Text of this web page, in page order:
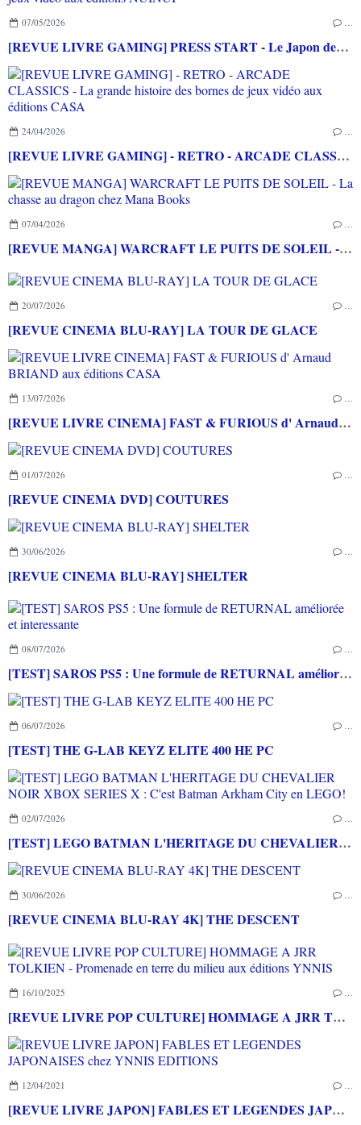
07/05/2026 …
[REVUE LIVRE GAMING] PRESS START - Le Japon des jeux vidéo aux éditions NUINUI
24/04/2026 …
[REVUE LIVRE GAMING] - RETRO - ARCADE CLASSICS - La grande histoire des bornes de jeux vidéo aux éditions CASA
07/04/2026 …
[REVUE MANGA] WARCRAFT LE PUITS DE SOLEIL - La chasse au dragon chez Mana Books
20/07/2026 …
[REVUE CINEMA BLU-RAY] LA TOUR DE GLACE
13/07/2026 …
[REVUE LIVRE CINEMA] FAST & FURIOUS d' Arnaud BRIAND aux éditions CASA
01/07/2026 …
[REVUE CINEMA DVD] COUTURES
30/06/2026 …
[REVUE CINEMA BLU-RAY] SHELTER
08/07/2026 …
[TEST] SAROS PS5 : Une formule de RETURNAL améliorée et interessante
06/07/2026 …
[TEST] THE G-LAB KEYZ ELITE 400 HE PC
02/07/2026 …
[TEST] LEGO BATMAN L'HERITAGE DU CHEVALIER NOIR XBOX SERIES X : C'est Batman Arkham City en LEGO!
30/06/2026 …
[REVUE CINEMA BLU-RAY 4K] THE DESCENT
16/10/2025 …
[REVUE LIVRE POP CULTURE] HOMMAGE A JRR TOLKIEN - Promenade en terre du milieu aux éditions YNNIS
12/04/2021 …
[REVUE LIVRE JAPON] FABLES ET LEGENDES JAPONAISES chez YNNIS EDITIONS